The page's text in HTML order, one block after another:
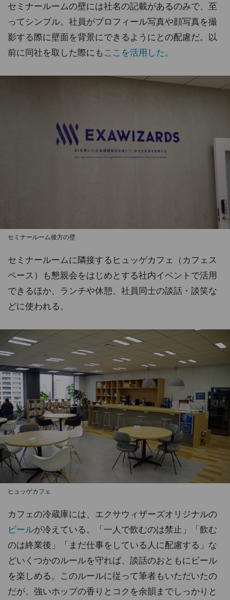
セミナールームの壁には社名の記載があるのみで、至
ってシンプル。社員がプロフィール写真や顔写真を撮
影する際に壁面を背景にできるようにとの配慮だ。以
前に同社を取した際にも ここを活用した。
セミナールーム後方の壁
セミナールームに隣接するヒュッゲカフェ（カフェス
ペース）も懇親会をはじめとする社内イベントで活用
できるほか、ランチや休憩、社員同士の談話・談笑な
どに使われる。
ヒュッゲカフェ
カフェの冷蔵庫には、エクサウィザーズオリジナルの
ビールが冷えている。「一人で飲むのは禁止」「飲む
のは終業後」「まだ仕事をしている人に配慮する」な
どいくつかのルールを守れば、談話のおともにビール
を楽しめる。このルールに従って筆者もいただいたの
だが、強いホップの香りとコクを余韻までしっかりと